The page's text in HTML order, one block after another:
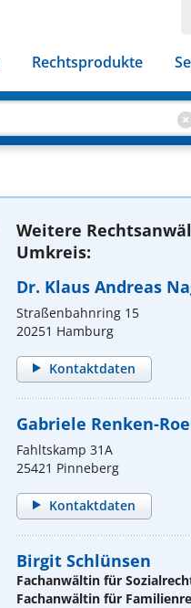
Rechtsprodukte
Weitere
Umkreis:
Dr. Klaus Andreas
Straßenbahnring 15
20251 Hamburg
Kontaktdaten
Gabriele Renken-
Fahltskamp 31A
25421 Pinneberg
Kontaktdaten
Birgit Schlünsen
Fachanwältin für
Fachanwältin für